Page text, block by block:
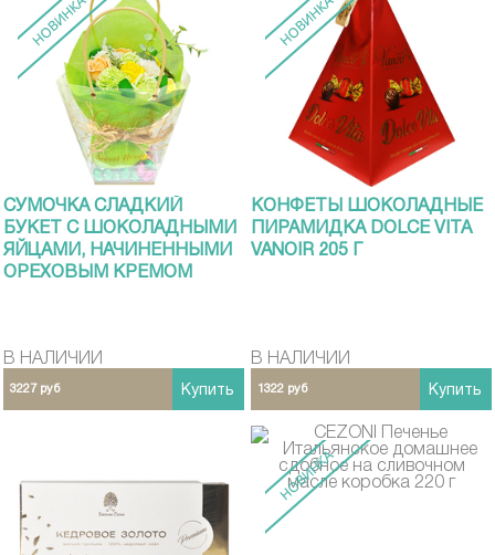
СУМОЧКА СЛАДКИЙ
БУКЕТ С ШОКОЛАДНЫМИ
ЯЙЦАМИ, НАЧИНЕННЫМИ
ОРЕХОВЫМ КРЕМОМ
В НАЛИЧИИ
3227 руб Купить
КОНФЕТЫ ШОКОЛАДНЫЕ
ПИРАМИДКА DOLCE VITA
VANOIR 205 Г
В НАЛИЧИИ
1322 руб Купить